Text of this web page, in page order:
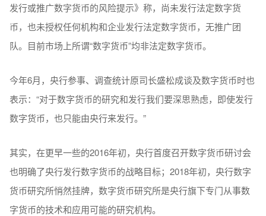
发行或推广数字货币的风险提示》称，尚未发行法定数字货
币，也未授权任何机构和企业发行法定数字货币，无推广团
队。目前市场上所谓“数字货币”均非法定数字货币。
今年6月，央行参事、调查统计原司长盛松成谈及数字货币时也
表示：“对于数字货币的研究和发行我们要深思熟虑，即使发行
数字货币，也只能由央行来发行。”
其实，在更早一些的2016年初，央行首度召开数字货币研讨会
也明确了央行发行数字货币的战略目标；2018年初，央行数字
货币研究所悄然挂牌，数字货币研究所是央行旗下专门从事数
字货币的技术和应用可能的研究机构。